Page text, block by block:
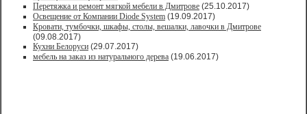
Перетяжка и ремонт мягкой мебели в Дмитрове (25.10.2017)
Освещение от Компании Diode System (19.09.2017)
Кровати, тумбочки, шкафы, столы, вешалки, лавочки в Дмитрове
(09.08.2017)
Кухни Белоруси (29.07.2017)
мебель на заказ из натурального дерева (19.06.2017)